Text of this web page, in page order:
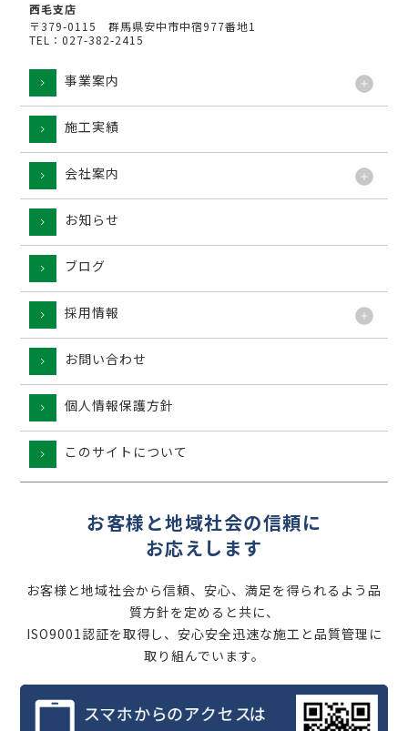
西毛支店
〒379-0115 群馬県安中市中宿977番地1
TEL：027-382-2415
事業案内
施工実績
会社案内
お知らせ
ブログ
採用情報
お問い合わせ
個人情報保護方針
このサイトについて
お客様と地域社会の信頼に
お応えします
お客様と地域社会から信頼、安心、満足を得られるよう品
質方針を定めると共に、
ISO9001認証を取得し、安心安全迅速な施工と品質管理に
取り組んでいます。